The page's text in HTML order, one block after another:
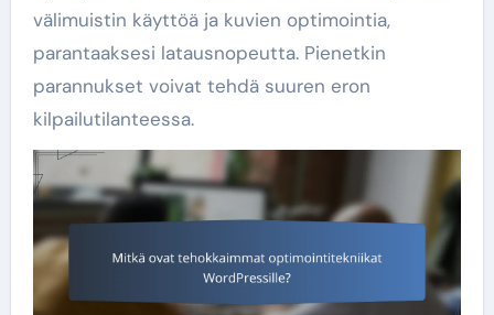
välimuistin käyttöä ja kuvien optimointia,
parantaaksesi latausnopeutta. Pienetkin
parannukset voivat tehdä suuren eron
kilpailutilanteessa.